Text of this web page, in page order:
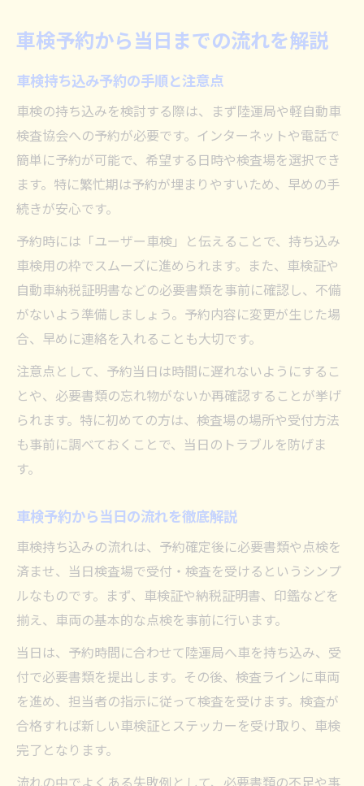
車検予約から当日までの流れを解説
車検持ち込み予約の手順と注意点
車検の持ち込みを検討する際は、まず陸運局や軽自動車
検査協会への予約が必要です。インターネットや電話で
簡単に予約が可能で、希望する日時や検査場を選択でき
ます。特に繁忙期は予約が埋まりやすいため、早めの手
続きが安心です。
予約時には「ユーザー車検」と伝えることで、持ち込み
車検用の枠でスムーズに進められます。また、車検証や
自動車納税証明書などの必要書類を事前に確認し、不備
がないよう準備しましょう。予約内容に変更が生じた場
合、早めに連絡を入れることも大切です。
注意点として、予約当日は時間に遅れないようにするこ
とや、必要書類の忘れ物がないか再確認することが挙げ
られます。特に初めての方は、検査場の場所や受付方法
も事前に調べておくことで、当日のトラブルを防げま
す。
車検予約から当日の流れを徹底解説
車検持ち込みの流れは、予約確定後に必要書類や点検を
済ませ、当日検査場で受付・検査を受けるというシンプ
ルなものです。まず、車検証や納税証明書、印鑑などを
揃え、車両の基本的な点検を事前に行います。
当日は、予約時間に合わせて陸運局へ車を持ち込み、受
付で必要書類を提出します。その後、検査ラインに車両
を進め、担当者の指示に従って検査を受けます。検査が
合格すれば新しい車検証とステッカーを受け取り、車検
完了となります。
流れの中でよくある失敗例として、必要書類の不足や事